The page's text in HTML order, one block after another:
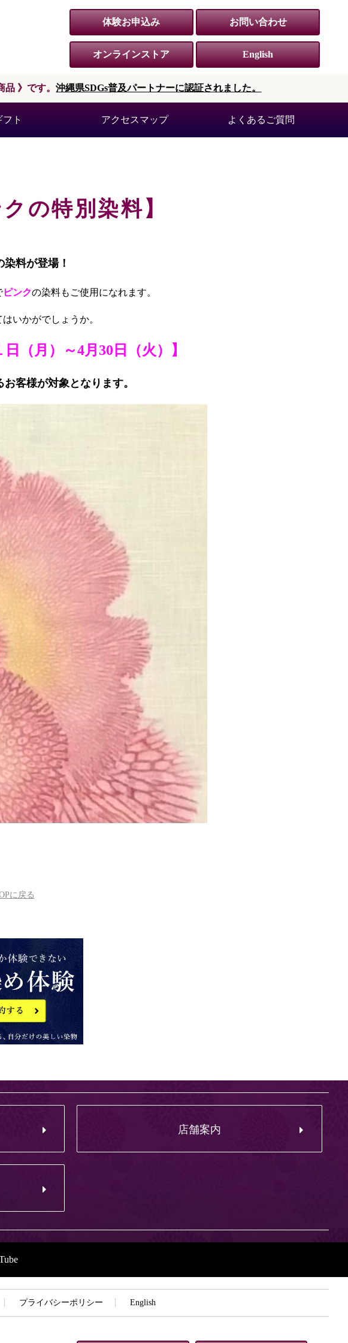
体験お申込み お問い合わせ
オンラインストア English
品 》です。沖縄県SDGs普及パートナーに認証されました。
フト アクセスマップ よくあるご質問
の特別染料】
染料が登場！
ピンクの染料もご使用になれます。
いかがでしょうか。
（月）～4月30日（火）】
お客様が対象となります。
に戻る
店舗案内
プライバシーポリシー English